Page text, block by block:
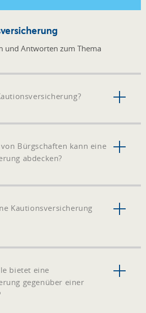
und Antworten zum Thema
Bürgschaften kann eine
abdecken?
Kautionsversicherung
bietet eine
gegenüber einer